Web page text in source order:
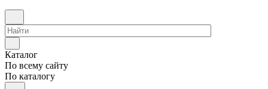
Каталог
По всему сайту
По каталогу